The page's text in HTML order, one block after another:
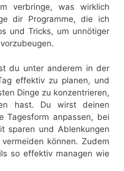
verbringe, was wirklich
dir Programme, die ich
und Tricks, um unnötiger
du unter anderem in der
effektiv zu planen, und
Dinge zu konzentrieren,
hast. Du wirst deinen
Tagesform anpassen, bei
sparen und Ablenkungen
können. Zudem
so effektiv managen wie